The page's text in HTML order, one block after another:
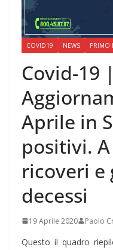
COVID19 NEWS PRIMO
Covid-19 |
Aprile in
positivi.
ricoveri e
decessi
19 Aprile 2020 Paolo
Questo il quadro